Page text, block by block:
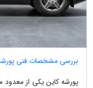
بررسی مشخصات فنی
پورشه کاین یکی از